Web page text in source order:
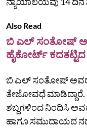
Also Read
ಬಿ ಎಲ್‌ ಸಂತೋಷ್‌
ಹೈಕೋರ್ಟ್‌
ಬಿ ಎಲ್‌ ಸಂತೋಷ್‌ ಅವರ
ತೇಜೋವಧೆ
ಶಬ್ದಗಳಿಂದ ನಿಂದಿಸಿ
ಹಾಗೂ ಸಮುದಾಯದ